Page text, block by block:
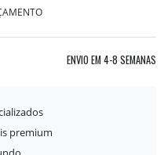
ENVIO EM 4-8 SEMANAS
premium